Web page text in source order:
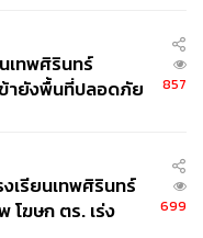
น์
กอร์ (SINGER) ซึ่งอยู่
ริโภคซื้อสินค้าในเครือ
เทพศิรินทร์
ายังพื้นที่ปลอดภัย
857
เรียนเทพศิรินทร์
โฆษก ตร. เร่ง
699